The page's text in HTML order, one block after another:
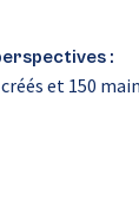
:
et 150